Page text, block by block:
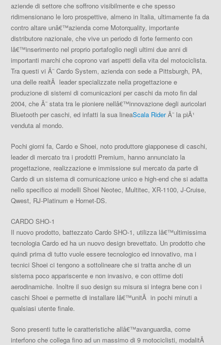
aziende di settore che soffrono visibilmente e che spesso
ridimensionano le loro prospettive, almeno in Italia, ultimamente fa da
contro altare unâ€™azienda come Motorquality, importante
distributore nazionale, che vive un periodo di forte fermento con
lâ€™inserimento nel proprio portafoglio negli ultimi due anni di
importanti marchi che coprono vari aspetti della vita del motociclista.
Tra questi vi Ã¨Cardo System, azienda con sede a Pittsburgh, PA,
una delle realtÃ leader specializzate nella progettazione e
produzione di sistemi di comunicazioni per caschi da moto fin dal
2004, che Ã¨ stata tra le pioniere nellâ€™innovazione degli auricolari
Bluetooth per caschi, ed infatti la sua lineaScala RiderÃ¨ la piÃ¹
venduta al mondo.
Pochi giorni fa, Cardo eShoei, noto produttore giapponese di caschi,
leader di mercato tra i prodotti Premium, hanno annunciato la
progettazione, realizzazione e immissione sul mercato da parte di
Cardo di un sistema di comunicazione unico e high-end che si adatta
nello specifico ai modelli Shoei Neotec, Multitec, XR-1100, J-Cruise,
Qwest, RJ-Platinum e Hornet-DS.
CARDO SHO-1
Il nuovo prodotto, battezzato Cardo SHO-1, utilizza lâ€™ultimissima
tecnologia Cardo ed ha un nuovo design brevettato. Un prodotto che
quindi prima di tutto vuole essere tecnologico ed innovativo, ma i
tecnici Shoei ci tengono a sottolineare che si tratta anche di un
sistema poco appariscente e non invasivo, e con ottime doti
aerodinamiche. Inoltre il suo design su misura si integra bene con i
caschi Shoei e permette di installare lâ€™unitÃ in pochi minuti a
qualsiasi utente finale.
Sono presenti tutte le caratteristiche allâ€™avanguardia, come
interfono che collega fino ad un massimo di 9 motociclisti, modalitÃ